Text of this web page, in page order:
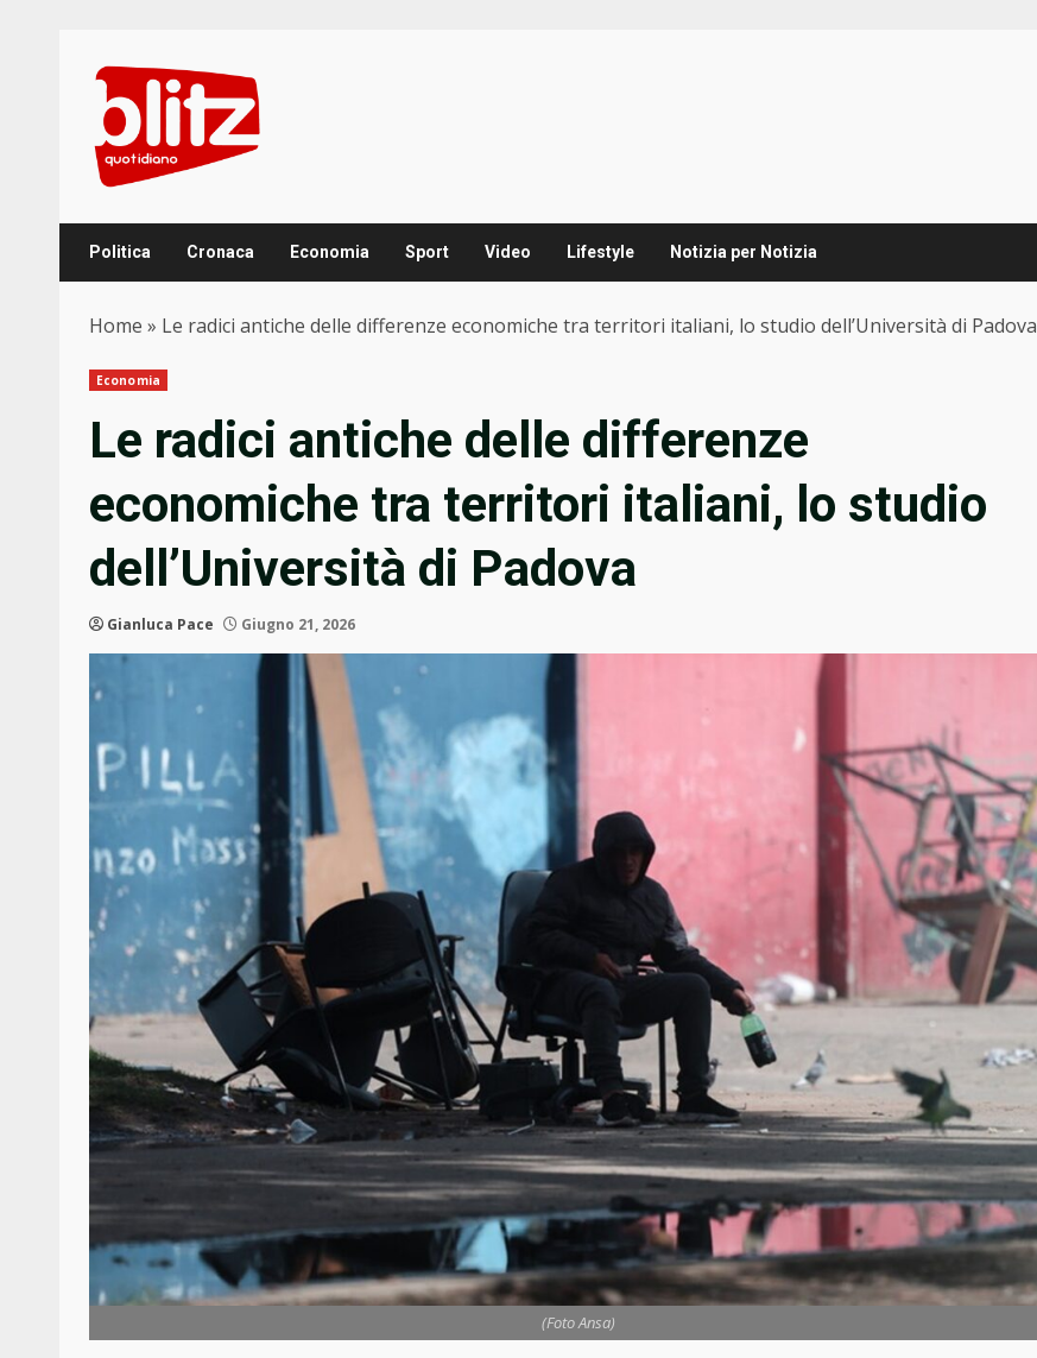
content
Politica Cronaca Economia Sport Video Lifestyle Notizia per Notizia
Home » Le radici antiche delle differenze economiche tra territori italiani, lo studio dell’Università di Padova
Economia
Le radici antiche delle differenze
economiche tra territori italiani, lo studio
dell’Università di Padova
Gianluca Pace Giugno 21, 2026
(Foto Ansa)